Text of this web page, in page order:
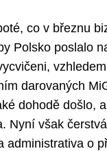
co v březnu
Polsko poslalo
darovaných
dohodě došlo,
Nyní však
administrativa o